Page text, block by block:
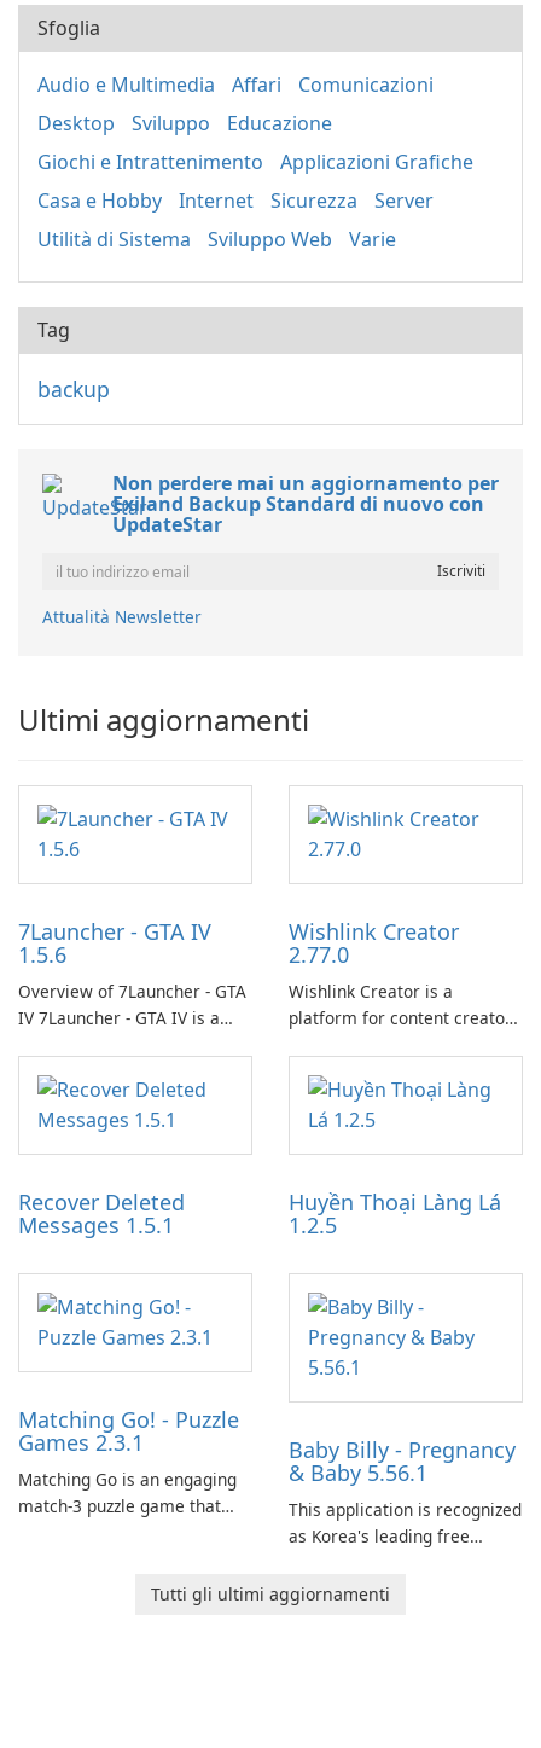
Sfoglia
Audio e Multimedia Affari
Comunicazioni
Desktop
Sviluppo
Educazione
Giochi e Intrattenimento
Applicazioni Grafiche
Casa e Hobby
Internet Sicurezza
Server
Utilità di Sistema
Sviluppo Web Varie
Tag
backup
Non perdere mai un aggiornamento per
Exiland Backup Standard di nuovo con
UpdateStar
Attualità Newsletter
Ultimi aggiornamenti
7Launcher - GTA IV
1.5.6
Overview of 7Launcher - GTA
IV 7Launcher - GTA IV is a
application designed to
optimize the gaming
experience for Grand Theft
Auto IV.
Wishlink Creator
2.77.0
Wishlink Creator is a
platform for content creators
work through built-in brand
partnerships and integrated
tools for content distribution
and audience engagement.
Recover Deleted
Messages 1.5.1
Huyền Thoại Làng Lá
1.2.5
Matching Go! - Puzzle
Games 2.3.1
Matching Go is an engaging
match-3 puzzle game that
Ollie, on an adventurous
journey across diverse
Baby Billy - Pregnancy
& Baby 5.56.1
This application is recognized
as Korea's leading free
baby tracking, offering
Tutti gli ultimi aggiornamenti